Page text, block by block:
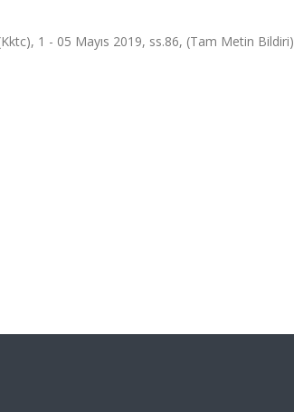
1 - 05 Mayıs 2019, ss.86, (Tam Metin Bildiri)